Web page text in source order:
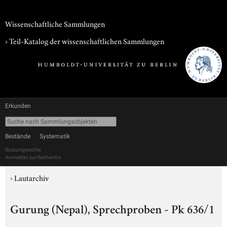
Wissenschaftliche Sammlungen
› Teil-Katalog der wissenschaftlichen Sammlungen
Erkunden
Bestände Systematik
Nutzungsrechte
Anmelden zur Recherche
›Lautarchiv
Gurung (Nepal), Sprechproben - Pk 636/1